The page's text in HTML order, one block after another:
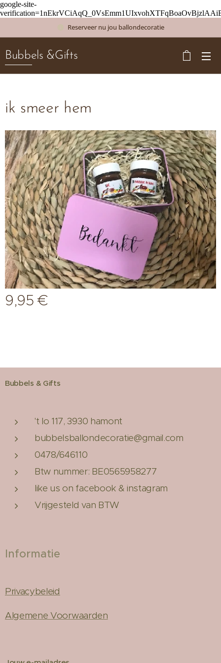
google-site-
Reserveer nu jou ballondecoratie
Bubbels &Gifts
ik smeer hem
9,95 €
Bubbels & Gifts
't lo 117, 3930 hamont
bubbelsballondecoratie@gmail.com
0478/646110
Btw nummer: BE0565958277
like us on facebook & instagram
Vrijgesteld van BTW
Informatie
Privacybeleid
Algemene Voorwaarden